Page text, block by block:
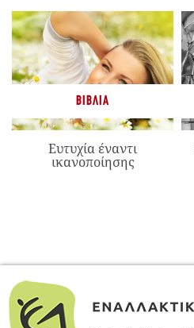
ΒΙΒΛΊΑ
Ευτυχία έναντι
ικανοποίησης